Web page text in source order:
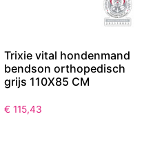
Trixie vital hondenmand
bendson orthopedisch
grijs 110X85 CM
€ 115,43